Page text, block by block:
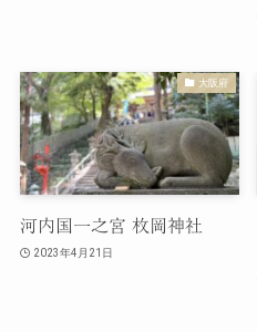
大阪府
河内国一之宮 枚岡神社
2023年4月21日